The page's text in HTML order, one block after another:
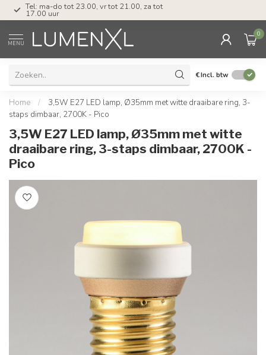
Tel: ma-do tot 23.00, vr tot 21.00, za tot
17.00 uur
MENU
0
€Incl. btw
Home /
3,5W E27 LED lamp, Ø35mm met witte draaibare ring, 3-
staps dimbaar, 2700K - Pico
3,5W E27 LED lamp, Ø35mm met witte
draaibare ring, 3-staps dimbaar, 2700K -
Pico